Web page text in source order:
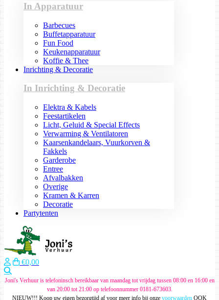
In Apparatuur
Barbecues
Buffetapparatuur
Fun Food
Keukenapparatuur
Koffie & Thee
Inrichting & Decoratie
In Inrichting & Decoratie
Elektra & Kabels
Feestartikelen
Licht, Geluid & Special Effects
Verwarming & Ventilatoren
Kaarsenkandelaars, Vuurkorven &
Fakkels
Garderobe
Entree
Afvalbakken
Overige
Kramen & Karren
Decoratie
Partytenten
€0,00
Joni's Verhuur is telefoninsch bereikbaar van maandag tot vrijdag tussen 08:00 en 16:00 en
van 20:00 tot 21:00 op telefoonnummer 0181-673603.
NIEUW!!! Koop uw eigen bezorgtijd af voor meer info bij onze voorwaarden OOK